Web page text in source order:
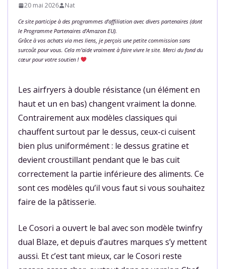
20 mai 2026 Nat
Ce site participe à des programmes d’affiliation avec divers partenaires (dont
le Programme Partenaires d’Amazon EU).
Grâce à vos achats via mes liens, je perçois une petite commission sans
surcoût pour vous. Cela m’aide vraiment à faire vivre le site. Merci du fond du
cœur pour votre soutien !
Les airfryers à double résistance (un élément en
haut et un en bas) changent vraiment la donne.
Contrairement aux modèles classiques qui
chauffent surtout par le dessus, ceux-ci cuisent
bien plus uniformément : le dessus gratine et
devient croustillant pendant que le bas cuit
correctement la partie inférieure des aliments. Ce
sont ces modèles qu’il vous faut si vous souhaitez
faire de la pâtisserie.
Le Cosori a ouvert le bal avec son modèle twinfry
dual Blaze, et depuis d’autres marques s’y mettent
aussi. Et c’est tant mieux, car le Cosori reste